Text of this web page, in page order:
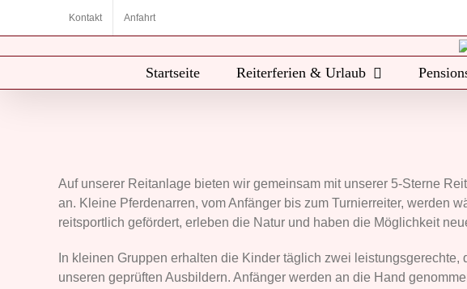
Kontakt Anfahrt
Startseite Reiterferien & Urlaub
Reiterferien für Kinder im Sommer
Auf unserer Reitanlage bieten wir gemeinsam mit unserer 5-Sterne
an. Kleine Pferdenarren, vom Anfänger bis zum Turnierreiter, werden
reitsportlich gefördert, erleben die Natur und haben die Möglichkeit
In kleinen Gruppen erhalten die Kinder täglich zwei
unseren geprüften Ausbildern. Anfänger werden an die Hand